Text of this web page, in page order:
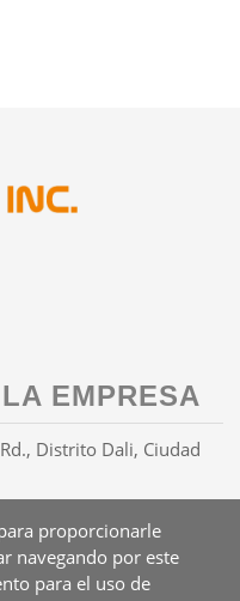
proporcionarle
navegando por este
para el uso de
EMPRESA
Distrito Dali, Ciudad